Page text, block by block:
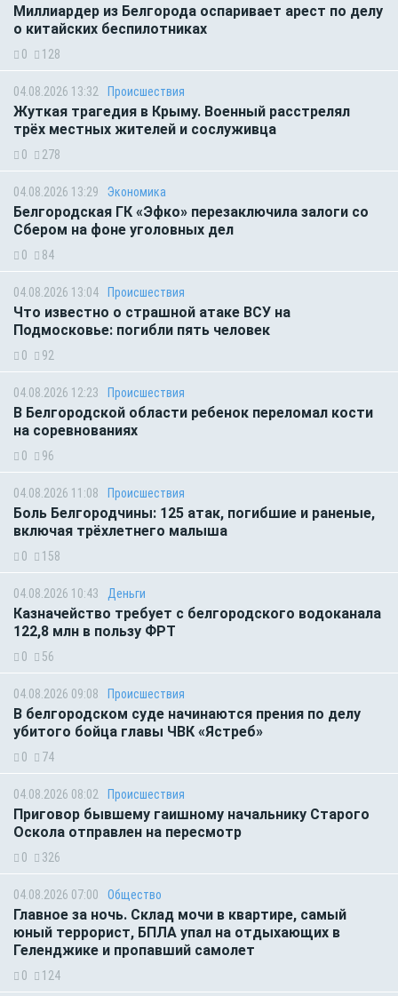
Миллиардер из Белгорода оспаривает арест по делу
о китайских беспилотниках
0 128
04.08.2026 13:32 Происшествия
Жуткая трагедия в Крыму. Военный расстрелял
трёх местных жителей и сослуживца
0 278
04.08.2026 13:29 Экономика
Белгородская ГК «Эфко» перезаключила залоги со
Сбером на фоне уголовных дел
0 84
04.08.2026 13:04 Происшествия
Что известно о страшной атаке ВСУ на
Подмосковье: погибли пять человек
0 92
04.08.2026 12:23 Происшествия
В Белгородской области ребенок переломал кости
на соревнованиях
0 96
04.08.2026 11:08 Происшествия
Боль Белгородчины: 125 атак, погибшие и раненые,
включая трёхлетнего малыша
0 158
04.08.2026 10:43 Деньги
Казначейство требует с белгородского водоканала
122,8 млн в пользу ФРТ
0 56
04.08.2026 09:08 Происшествия
В белгородском суде начинаются прения по делу
убитого бойца главы ЧВК «Ястреб»
0 74
04.08.2026 08:02 Происшествия
Приговор бывшему гаишному начальнику Старого
Оскола отправлен на пересмотр
0 326
04.08.2026 07:00 Общество
Главное за ночь. Склад мочи в квартире, самый
юный террорист, БПЛА упал на отдыхающих в
Геленджике и пропавший самолет
0 124